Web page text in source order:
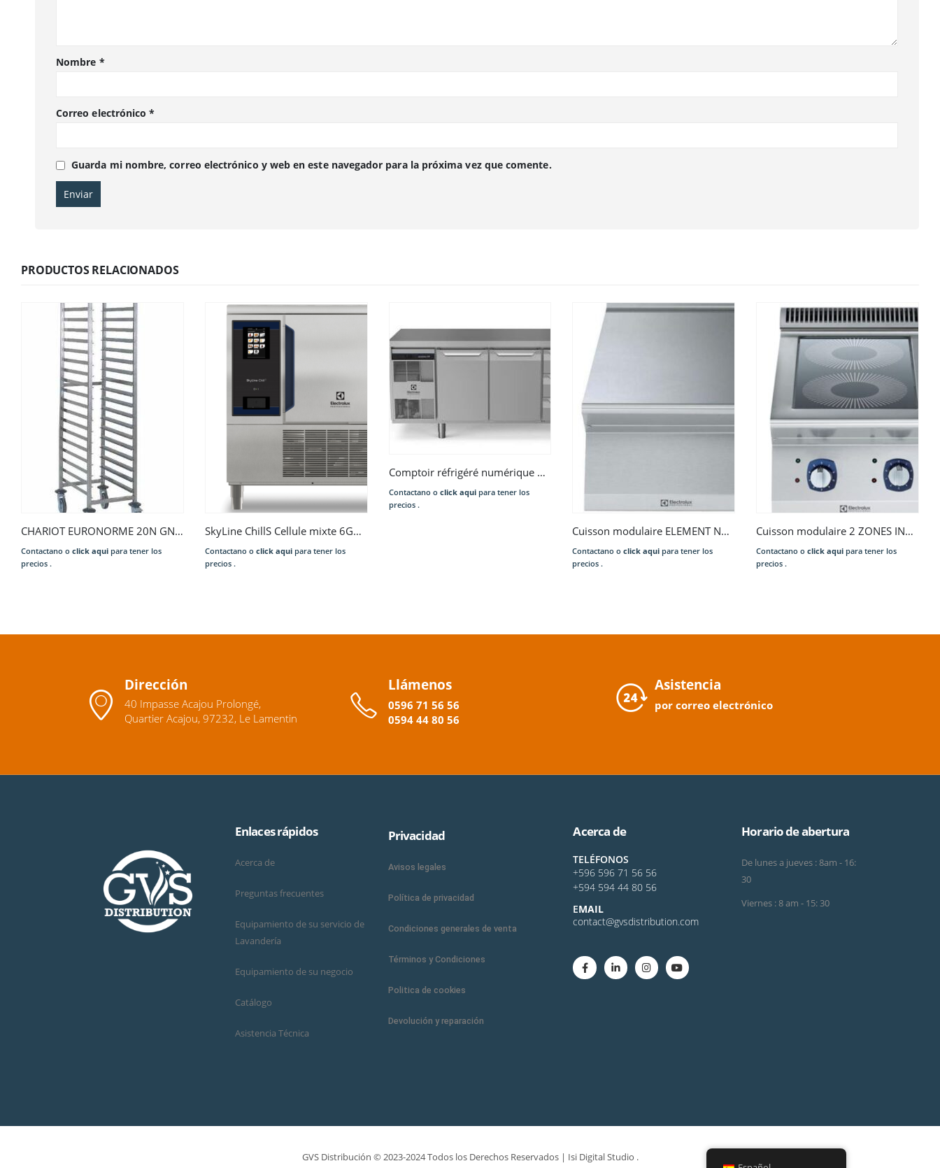
Nombre *
Correo electrónico*
Guarda mi nombre, correo electrónico y web en este navegador para la próxima vez que comente.
PRODUCTOS RELACIONADOS
CHARIOT EURONORME 20N GN 1/1
Contactano o click aqui para tener los
precios .
SkyLine ChillS Cellule mixte 6GN1/1 30/30 kg
Contactano o click aquipara tener los
precios .
Comptoir réfrigéré numérique 290 Litres, 2 portes
Contactano o click aquipara tener los
precios .
Cuisson modulaire ELEMENT NEUTRE 400 MM FERME 700 XP
Contactano oclick aqui para tener los
precios .
Cuisson modulaire 2 ZONES INDUCTION TOP HP 700 XP
Contactano oclick aqui para tener los
precios .
Dirección
40 Impasse Acajou Prolongé,
Quartier Acajou, 97232, Le Lamentin
Llámenos
0596 71 56 56
0594 44 80 56
Asistencia
por correo electrónico
Enlaces rápidos
Acerca de
Preguntas frecuentes
Equipamiento de su servicio de
Lavandería
Equipamiento de su negocio
Catálogo
Asistencia Técnica
Privacidad
Avisos legales
Política de privacidad
Condiciones generales de venta
Términos y Condiciones
Politica de cookies
Devolución y reparación
Acerca de
TELÉFONOS
+596 596 71 56 56
+594 594 44 80 56
EMAIL
contact@gvsdistribution.com
Horario de abertura
De lunes a jueves : 8am - 16:
30
Viernes : 8 am - 15: 30
GVS Distribución © 2023-2024 Todos los Derechos Reservados | Isi Digital Studio .